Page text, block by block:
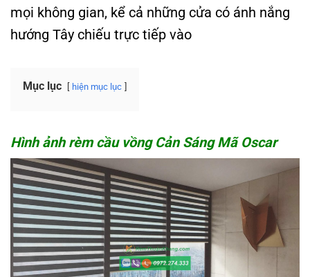
mọi không gian, kể cả những cửa có ánh nắng
hướng Tây chiếu trực tiếp vào
Mục lục hiện mục lục
Hình ảnh rèm cầu vồng Cản Sáng Mã Oscar